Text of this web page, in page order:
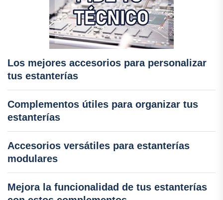
Los mejores accesorios para personalizar
tus estanterías
Complementos útiles para organizar tus
estanterías
Accesorios versátiles para estanterías
modulares
Mejora la funcionalidad de tus estanterías